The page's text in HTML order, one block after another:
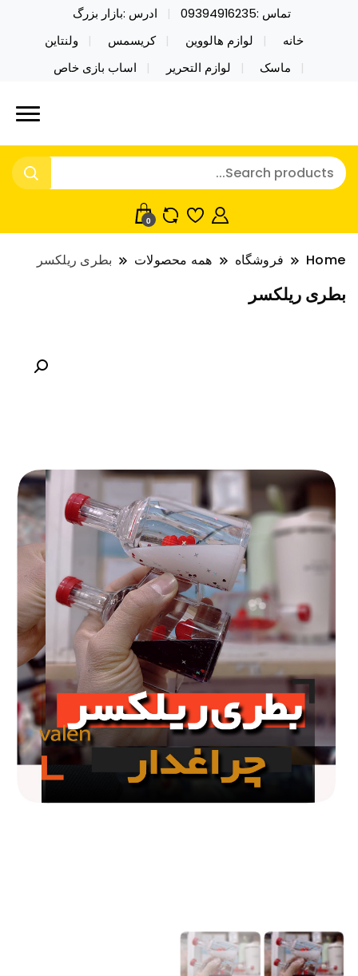
تماس :09394916235
ادرس :بازار بزرگ
خانه
لوازم هالووین کریسمس
ولنتاین
ماسک
لوازم التحریر اساب بازی خاص
نایکر توی فروش عمده لوازم هالووین
ولن تاین کادویی کریسمس اکسسوری
خرید محصولات خاص فیجت اسباب بازی تراول ماگ نایکر
توی فروش عمده لوازم هالووین ولن تاین کادویی
کریسمس اکسسوری ماسک در واردات مستقیم
0
Home فروشگاه همه محصولات بطری ریلکسر
بطری ریلکسر